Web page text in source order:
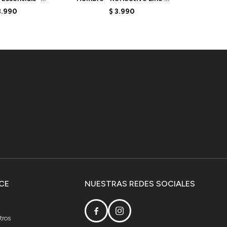
- BLUE
MT41942BEU - ELD
$ 3.990
NUESTRAS REDES SOCIALES
 